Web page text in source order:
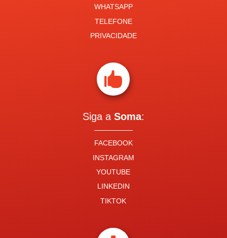
WHATSAPP
TELEFONE
PRIVACIDADE

Siga a Soma:
FACEBOOK
INSTAGRAM
YOUTUBE
LINKEDIN
TIKTOK